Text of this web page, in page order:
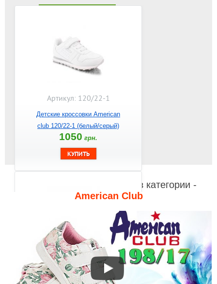
Артикул: 120/22-1
Детские кроссовки American
club 120/22-1 (белый/серый)
1050 грн.
Артикул: 120/22
Детские кроссовки American
Видео к другим товарам из категории -
American Club